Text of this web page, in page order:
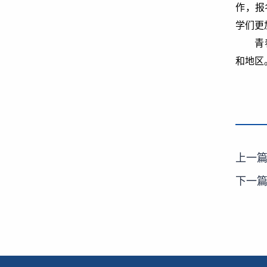
作，报
学们更
青
和地区
上一
下一